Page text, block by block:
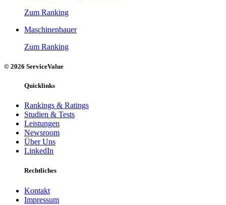
Zum Ranking
Maschinenbauer
Zum Ranking
© 2026 ServiceValue
Quicklinks
Rankings & Ratings
Studien & Tests
Leistungen
Newsroom
Über Uns
LinkedIn
Rechtliches
Kontakt
Impressum